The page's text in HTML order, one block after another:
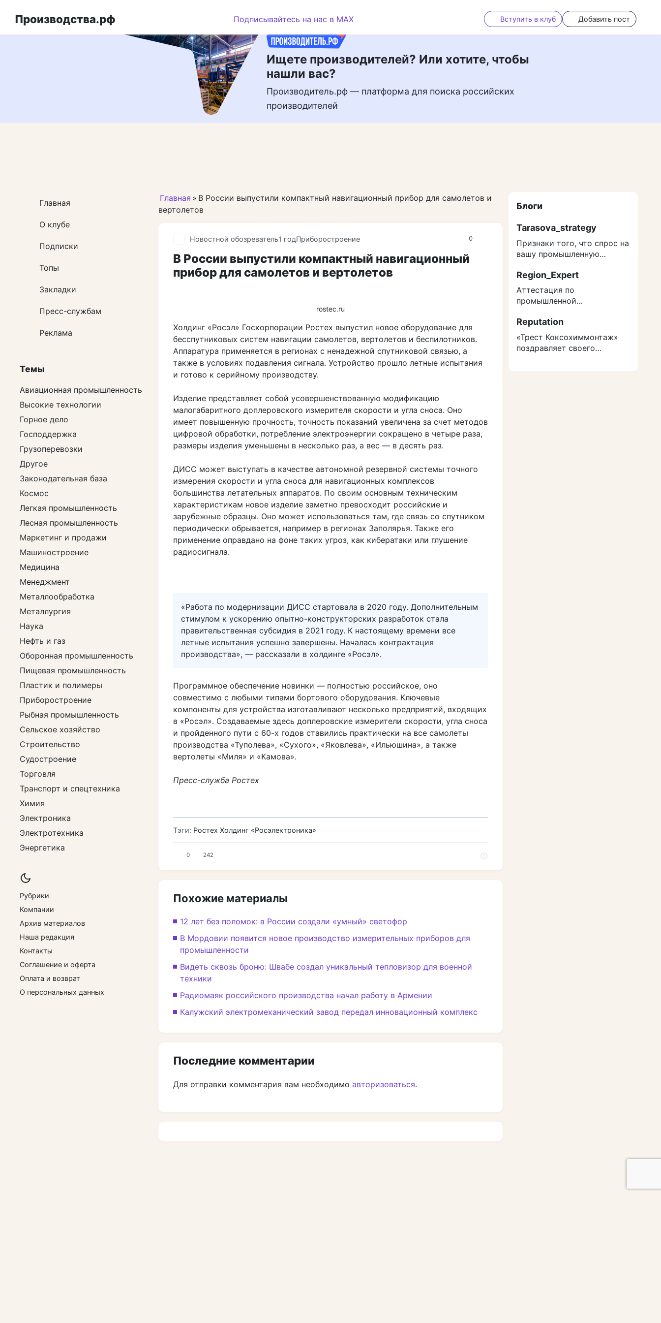
Ищете производителей? Или хотите, чтобы
нашли вас?
Производитель.рф — платформа для поиска российских
производителей
Производства.рф Подписывайтесь на нас в MAX Вступить в клуб Добавить пост
Главная » В России выпустили компактный навигационный прибор для самолетов и
вертолетов
0
Новостной обозреватель1 годПриборостроение
В России выпустили компактный навигационный
прибор для самолетов и вертолетов
rostec.ru
Холдинг «Росэл» Госкорпорации Ростех выпустил новое оборудование для
бесспутниковых систем навигации самолетов, вертолетов и беспилотников.
Аппаратура применяется в регионах с ненадежной спутниковой связью, а
также в условиях подавления сигнала. Устройство прошло летные испытания
и готово к серийному производству.
Изделие представляет собой усовершенствованную модификацию
малогабаритного доплеровского измерителя скорости и угла сноса. Оно
имеет повышенную прочность, точность показаний увеличена за счет методов
цифровой обработки, потребление электроэнергии сокращено в четыре раза,
размеры изделия уменьшены в несколько раз, а вес — в десять раз.
ДИСС может выступать в качестве автономной резервной системы точного
измерения скорости и угла сноса для навигационных комплексов
большинства летательных аппаратов. По своим основным техническим
характеристикам новое изделие заметно превосходит российские и
зарубежные образцы. Оно может использоваться там, где связь со спутником
периодически обрывается, например в регионах Заполярья. Также его
применение оправдано на фоне таких угроз, как кибератаки или глушение
радиосигнала.
«Работа по модернизации ДИСС стартовала в 2020 году. Дополнительным
стимулом к ускорению опытно-конструкторских разработок стала
правительственная субсидия в 2021 году. К настоящему времени все
летные испытания успешно завершены. Началась контрактация
производства», — рассказали в холдинге «Росэл».
Программное обеспечение новинки — полностью российское, оно
совместимо с любыми типами бортового оборудования. Ключевые
компоненты для устройства изготавливают несколько предприятий, входящих
в «Росэл». Создаваемые здесь доплеровские измерители скорости, угла сноса
и пройденного пути с 60-х годов ставились практически на все самолеты
производства «Туполева», «Сухого», «Яковлева», «Ильюшина», а также
вертолеты «Миля» и «Камова».
Пресс-служба Ростех
Тэги: Ростех Холдинг «Росэлектроника»
0 242
Похожие материалы
12 лет без поломок: в России создали «умный» светофор
В Мордовии появится новое производство измерительных приборов для
промышленности
Видеть сквозь броню: Швабе создал уникальный тепловизор для военной
техники
Радиомаяк российского производства начал работу в Армении
Калужский электромеханический завод передал инновационный комплекс
Последние комментарии
Для отправки комментария вам необходимо авторизоваться.
Главная
О клубе
Подписки
Топы
Закладки
Пресс-службам
Реклама
Темы
Авиационная промышленность
Высокие технологии
Горное дело
Господдержка
Грузоперевозки
Другое
Законодательная база
Космос
Легкая промышленность
Лесная промышленность
Маркетинг и продажи
Машиностроение
Медицина
Менеджмент
Металлообработка
Металлургия
Наука
Нефть и газ
Оборонная промышленность
Пищевая промышленность
Пластик и полимеры
Приборостроение
Рыбная промышленность
Сельское хозяйство
Строительство
Судостроение
Торговля
Транспорт и спецтехника
Химия
Электроника
Электротехника
Энергетика
Рубрики
Компании
Архив материалов
Наша редакция
Контакты
Соглашение и оферта
Оплата и возврат
О персональных данных
Блоги
Tarasova_strategy
Признаки того, что спрос на
вашу промышленную
снижается
Region_Expert
Аттестация по
промышленной
нельзя допускать к ОПО без
экзамена
Reputation
«Трест Коксохиммонтаж»
поздравляет своего